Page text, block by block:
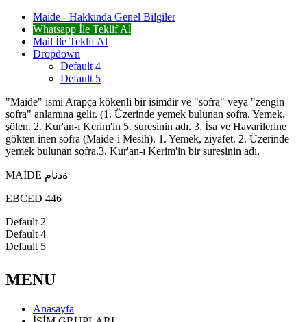
Maide - Hakkında Genel Bilgiler
Whatsapp İle Teklif Al
Mail İle Teklif Al
Dropdown
Default 4
Default 5
"Maide" ismi Arapça kökenli bir isimdir ve "sofra" veya "zengin
sofra" anlamına gelir. (1. Üzerinde yemek bulunan sofra. Yemek,
şölen. 2. Kur'an-ı Kerim'in 5. suresinin adı. 3. İsa ve Havarilerine
gökten inen sofra (Maide-i Mesih). 1. Yemek, ziyafet. 2. Üzerinde
yemek bulunan sofra.3. Kur'an-ı Kerim'in bir suresinin adı.
MAİDE ةذنام
EBCED 446
Default 2
Default 4
Default 5
MENU
Anasayfa